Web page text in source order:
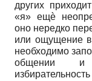
других
«я» ещѐ
оно нередко
или ощущение
необходимо
общении и